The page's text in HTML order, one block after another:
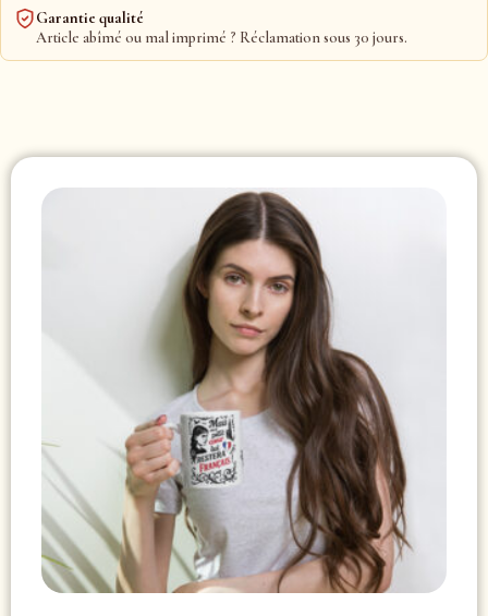
Garantie qualité
Article abîmé ou mal imprimé ? Réclamation sous 30 jours.